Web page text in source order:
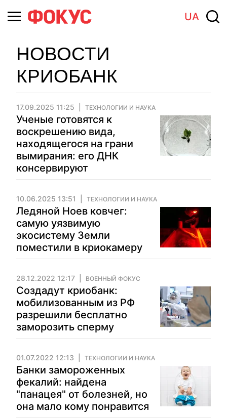
UA
НОВОСТИ
КРИОБАНК
17.09.2025 11:25 ТЕХНОЛОГИИ И НАУКА
Ученые готовятся к
воскрешению вида,
находящегося на грани
вымирания: его ДНК
консервируют
10.06.2025 13:51 ТЕХНОЛОГИИ И НАУКА
Ледяной Ноев ковчег:
самую уязвимую
экосистему Земли
поместили в криокамеру
28.12.2022 12:17 ВОЕННЫЙ ФОКУС
Создадут криобанк:
мобилизованным из РФ
разрешили бесплатно
заморозить сперму
01.07.2022 12:13 ТЕХНОЛОГИИ И НАУКА
Банки замороженных
фекалий: найдена
"панацея" от болезней, но
она мало кому понравится